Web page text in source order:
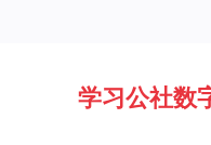
学习公社数